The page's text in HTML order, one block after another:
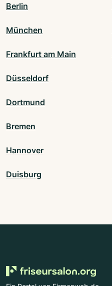
Berlin
München
Frankfurt am Main
Düsseldorf
Dortmund
Bremen
Hannover
Duisburg